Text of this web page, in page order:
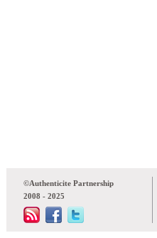
©Authenticite Partnership
2008 - 2025